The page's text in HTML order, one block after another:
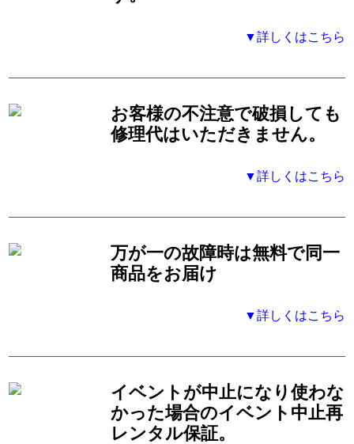
▼詳しくはこちら
お客様の不注意で破損しても
修理代はいただきません。
▼詳しくはこちら
万が一の故障時は無料で同一
商品をお届け
▼詳しくはこちら
イベントが中止になり使わな
かった場合のイベント中止再
レンタル保証。